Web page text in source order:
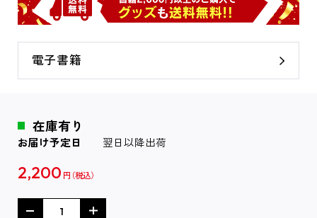
電子書籍
在庫有り
お届け予定日 翌日以降出荷
2,200 円